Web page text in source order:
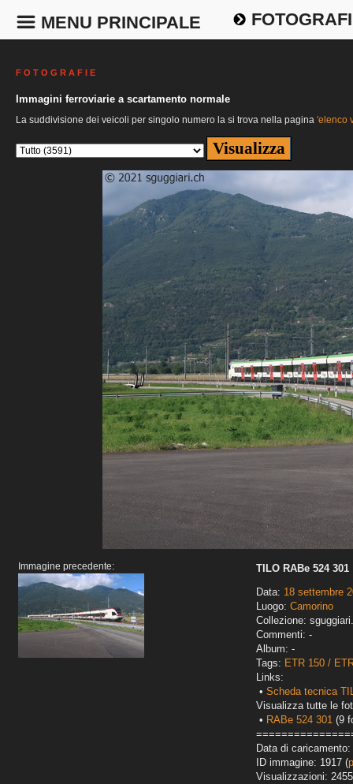
MENU PRINCIPALE
F O T O G R A F I E
Immagini ferroviarie a scartamento normale
La suddivisione dei veicoli per singolo numero la si trova nella pagina 'elenco
Immagine precedente:
TILO RABe 524 301
Data: 18 settembre
Luogo: Camorino
Collezione:
Commenti: -
Album: -
Tags: ETR 150 /
Links:
• Scheda tecnica
Visualizza tutte le
• RABe 524 301 (9
Data di
ID immagine: 1917 (
Visualizzazioni: 2455